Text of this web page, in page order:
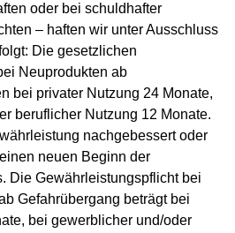
oder bei schuldhafter
– haften wir unter Ausschluss
Die gesetzlichen
Neuprodukten ab
bei privater Nutzung 24 Monate,
beruflicher Nutzung 12 Monate.
nachgebessert oder
neuen Beginn der
Die Gewährleistungspflicht bei
Gefahrübergang beträgt bei
bei gewerblicher und/oder